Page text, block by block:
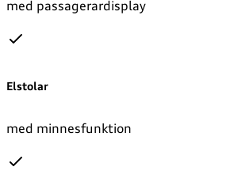
med passagerardisplay
Elstolar
med minnesfunktion